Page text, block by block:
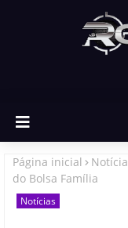
Página inicial
do Bolsa Família
Notícias